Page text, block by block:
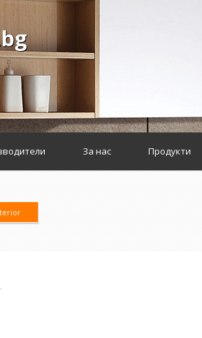
За нас Продукти